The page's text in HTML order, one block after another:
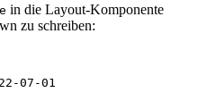
in die Layout-Komponente
zu schreiben:
07-01